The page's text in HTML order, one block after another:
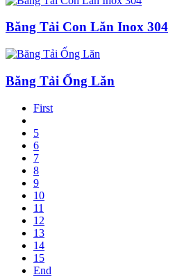
Băng Tải Con Lăn Inox 304
Băng Tải Ống Lăn
First
5
6
7
8
9
10
11
12
13
14
15
End